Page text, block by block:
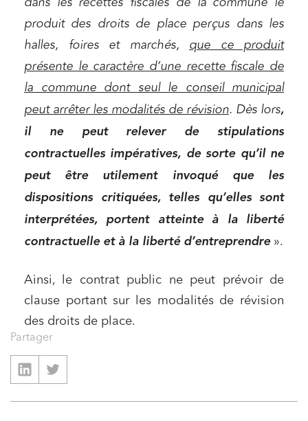
dans les recettes fiscales de la commune le
produit des droits de place perçus dans les
halles, foires et marchés, que ce produit
présente le caractère d’une recette fiscale de
la commune dont seul le conseil municipal
peut arrêter les modalités de révision. Dès lors,
il ne peut relever de stipulations
contractuelles impératives, de sorte qu’il ne
peut être utilement invoqué que les
dispositions critiquées, telles qu’elles sont
interprétées, portent atteinte à la liberté
contractuelle et à la liberté d’entreprendre ».
Ainsi, le contrat public ne peut prévoir de
clause portant sur les modalités de révision
des droits de place.
Partager
Associations et acteurs de l’économie sociale et
solidaire
Media et édition
Entreprises du numérique